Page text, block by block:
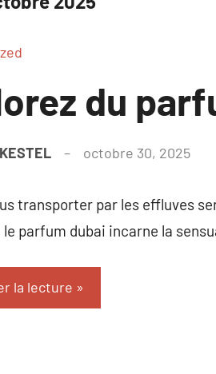
du
octobre 30, 2025
transporter par les effluves
parfum dubai incarne la
la lecture